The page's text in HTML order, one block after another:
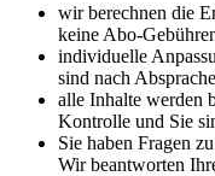
wir berechnen die
keine Abo-
individuelle
sind nach
alle Inhalte werden
Kontrolle und Sie
Sie haben Fragen
Wir beantworten